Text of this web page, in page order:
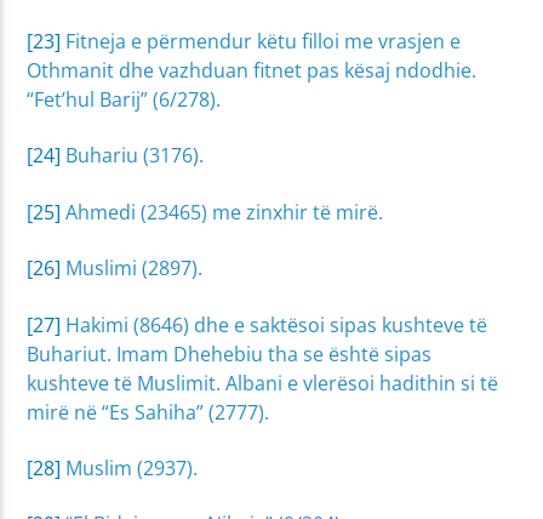
[23] Fitneja e përmendur këtu filloi me vrasjen e
Othmanit dhe vazhduan fitnet pas kësaj ndodhie.
“Fet’hul Barij” (6/278).
[24] Buhariu (3176).
[25] Ahmedi (23465) me zinxhir të mirë.
[26] Muslimi (2897).
[27] Hakimi (8646) dhe e saktësoi sipas kushteve të
Buhariut. Imam Dhehebiu tha se është sipas
kushteve të Muslimit. Albani e vlerësoi hadithin si të
mirë në “Es Sahiha” (2777).
[28] Muslim (2937).